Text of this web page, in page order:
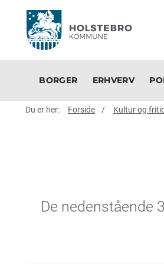
BORGER ERHVERV
Du er her: Forside Kultur og fritid
De nedenstående